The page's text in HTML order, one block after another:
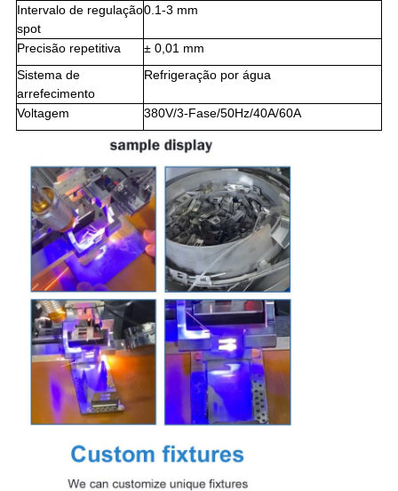
Intervalo de regulação
spot
0.1-3 mm
Precisão repetitiva
± 0,01 mm
Sistema de
arrefecimento
Refrigeração por água
Voltagem 380V/3-Fase/50Hz/40A/60A